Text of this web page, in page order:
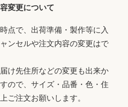
変更について
点で、出荷準備・製作等に入
ンセルや注文内容の変更はで
け先住所などの変更も出来か
ので、サイズ・品番・色・住
ご注文お願いします。